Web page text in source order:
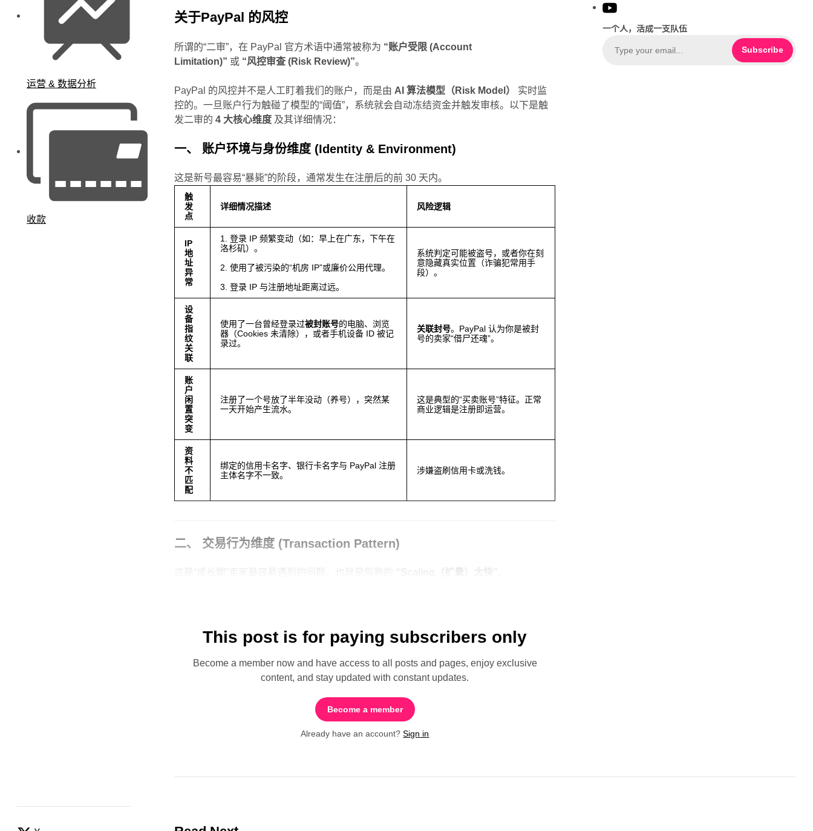
运营 & 数据分析
收款
关于PayPal 的风控
所谓的“二审”，在 PayPal 官方术语中通常被称为 “账户受限 (Account
Limitation)” 或 “风控审查 (Risk Review)”。
PayPal 的风控并不是人工盯着我们的账户，而是由 AI 算法模型（Risk Model）
实时监
控的。一旦账户行为触碰了模型的“阈值”，系统就会自动冻结资金并触发审核。以下是触
发二审的4 大核心维度 及其详细情况：
一、 账户环境与身份维度 (Identity & Environment)
这是新号最容易“暴毙”的阶段，通常发生在注册后的前 30 天内。
触
发
点
详细情况描述 风险逻辑
IP
地
址
异
常
1. 登录 IP 频繁变动（如：早上在广东，下午在
洛杉矶）。
2. 使用了被污染的“机房 IP”或廉价公用代理。
3. 登录 IP 与注册地址距离过远。
系统判定可能被盗号，或者你在刻
意隐藏真实位置（诈骗犯常用手
段）。
设
备
指
纹
关
联
使用了一台曾经登录过被封账号的电脑、浏览
器（Cookies 未清除），或者手机设备 ID 被记
录过。
关联封号。PayPal 认为你是被封
号的卖家“借尸还魂”。
账
户
闲
置
突
变
注册了一个号放了半年没动（养号），突然某
一天开始产生流水。
这是典型的“买卖账号”特征。正常
商业逻辑是注册即运营。
资
料
不
匹
配
绑定的信用卡名字、银行卡名字与 PayPal 注册
主体名字不一致。
涉嫌盗刷信用卡或洗钱。
二、 交易行为维度 (Transaction Pattern)
This post is for paying subscribers only
Become a member now and have access to all posts and pages, enjoy exclusive
content, and stay updated with constant updates.
Become a member
Already have an account?Sign in
a
e
b
Y
u
T
一个人，活成一支队伍
Subscribe